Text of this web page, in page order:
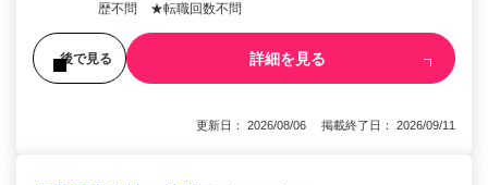
歴不問 ★転職回数不問
後で見る 詳細を見る
更新日： 2026/08/06 掲載終了日： 2026/09/11